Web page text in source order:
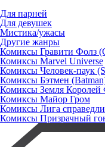
Для парней
Для девушек
Мистика/ужасы
Другие жанры
Комиксы Гравити Фолз
Комиксы Marvel Universe
Комиксы Человек-паук
Комиксы Бэтмен
Комиксы Земля Королей
Комиксы Майор Гром
Комиксы Лига
Комиксы Призрачный